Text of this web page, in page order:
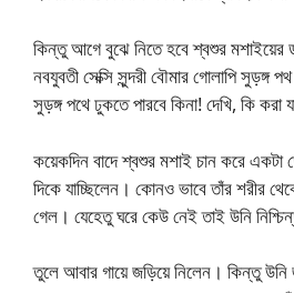
কিন্তু আগে বুঝে নিতে হবে শ্বশুর মশাইয়ের
নবযুবতী সেক্সি সুন্দরী বৌমার গোলাপি সুড়ঙ্গ
সুড়ঙ্গ পথে ঢুকতে পারবে কিনা! দেখি, কি করা
কয়েকদিন বাদে শ্বশুর মশাই চান করে একটা
দিকে যাচ্ছিলেন। কোনও ভাবে তাঁর শরীর
গেল। যেহেতু ঘরে কেউ নেই তাই উনি
তুলে আবার গায়ে জড়িয়ে নিলেন। কিন্তু উনি